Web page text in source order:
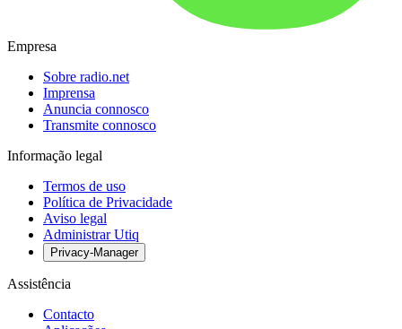
Empresa
Sobre radio.net
Imprensa
Anuncia connosco
Transmite connosco
Informação legal
Termos de uso
Política de Privacidade
Aviso legal
Administrar Utiq
Privacy-Manager
Assistência
Contacto